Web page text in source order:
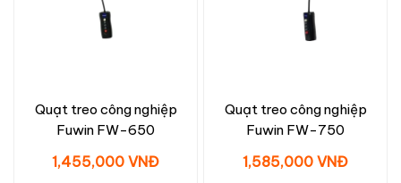
Quạt treo công nghiệp
Fuwin FW-650
1,455,000 VNĐ
Quạt treo công nghiệp
Fuwin FW-750
1,585,000 VNĐ